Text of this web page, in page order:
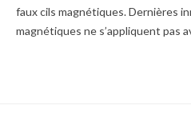
faux cils magnétiques. Dernières
magnétiques ne s’appliquent pas